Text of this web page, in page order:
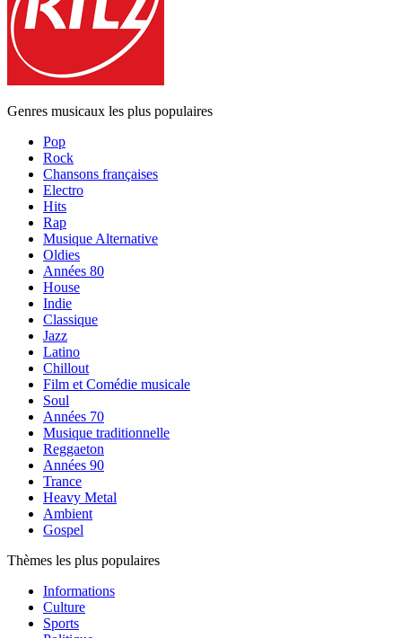
Genres musicaux les plus populaires
Pop
Rock
Chansons françaises
Electro
Hits
Rap
Musique Alternative
Oldies
Années 80
House
Indie
Classique
Jazz
Latino
Chillout
Film et Comédie musicale
Soul
Années 70
Musique traditionnelle
Reggaeton
Années 90
Trance
Heavy Metal
Ambient
Gospel
Thèmes les plus populaires
Informations
Culture
Sports